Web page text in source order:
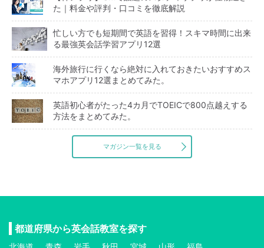
た｜料金や評判・口コミを徹底解説
忙しい方でも短期間で英語を習得！スキマ時間に出来
る最強英会話学習アプリ12選
海外旅行に行くなら絶対に入れておきたいおすすめス
マホアプリ12選まとめてみた。
英語初心者がたった4カ月でTOEICで800点越えする
方法をまとめてみた。
マガジン一覧を見る
都道府県から英会話教室を探す